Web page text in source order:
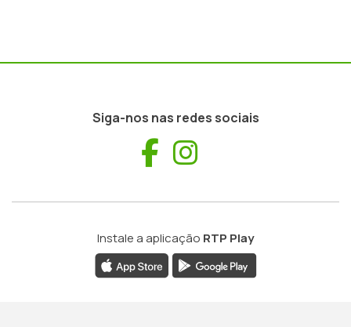
Siga-nos nas redes sociais
Facebook
Instale a aplicação RTP Play